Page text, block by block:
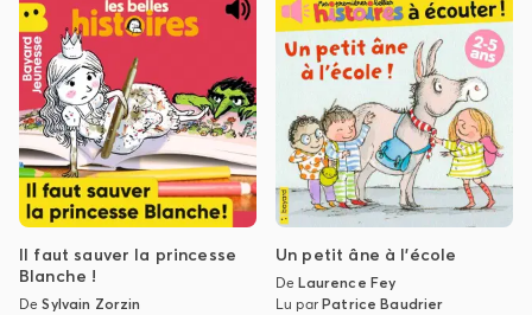
Il faut sauver la princesse
Blanche !
DeSylvain Zorzin
Un petit âne à l'école
DeLaurence Fey
Lu parPatrice Baudrier